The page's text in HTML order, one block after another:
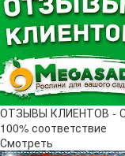
ОТЗЫВЫ КЛИЕНТОВ -
100% соответствие
Смотреть